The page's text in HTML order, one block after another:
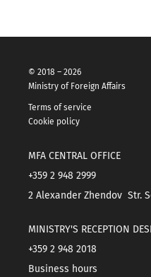
© 2018 – 2026
Ministry of Foreign Affairs
Terms of service
Cookie policy
MFA CENTRAL OFFICE
+359 2 948 2999
2 Alexander Zhendov Str.
MINISTRY'S RECEPTION
+359 2 948 2018
Business hours